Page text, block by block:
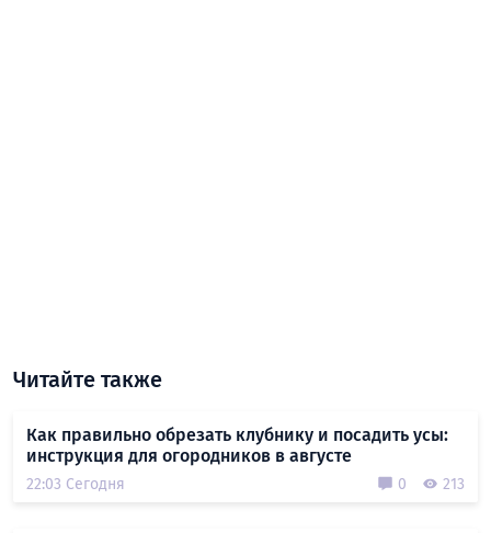
Читайте также
Как правильно обрезать клубнику и посадить усы:
инструкция для огородников в августе
22:03 Сегодня 0 213